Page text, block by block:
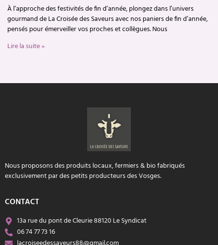
À l’approche des festivités de fin d’année, plongez dans l’univers
gourmand de La Croisée des Saveurs avec nos paniers de fin d’année,
pensés pour émerveiller vos proches et collègues. Nous
Lire la suite »
Nous proposons des produits locaux, fermiers & bio fabriqués
exclusivement par des petits producteurs des Vosges.
CONTACT
13a rue du pont de Cleurie 88120 Le Syndicat
06 74 77 73 16